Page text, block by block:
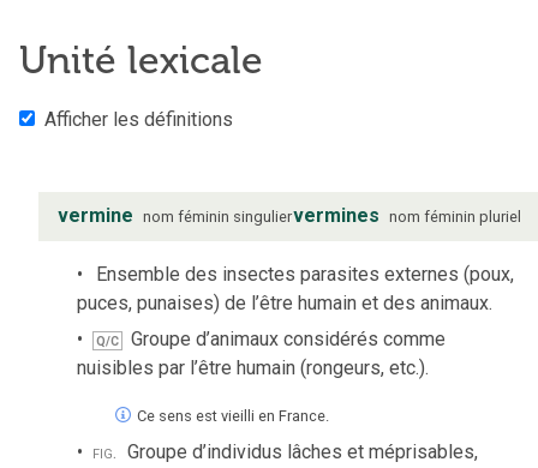
Unité lexicale
Afficher les définitions
vermine nom féminin singuliervermines nom féminin pluriel
Ensemble des insectes parasites externes (poux,
puces, punaises) de l’être humain et des animaux.
Q/C
Groupe d’animaux considérés comme
nuisibles par l’être humain (rongeurs, etc.).
Ce sens est vieilli en France.
fig. Groupe d’individus lâches et méprisables,